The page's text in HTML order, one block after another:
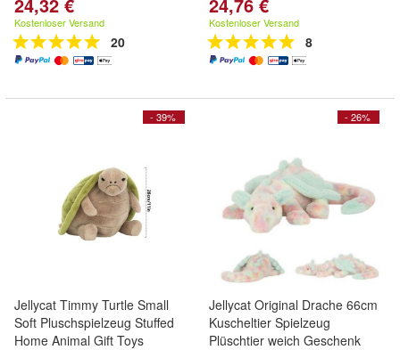
Kostenloser Versand
20
Kostenloser Versand
8
- 39%
Jellycat Timmy Turtle Small
Soft Pluschspielzeug Stuffed
Home Animal Gift Toys
- 26%
Jellycat Original Drache 66cm
Kuscheltier Spielzeug
Plüschtier weich Geschenk